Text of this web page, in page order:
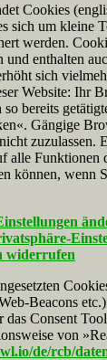
Coo­kies
sich um klei­ne
wer­den.
und ent­hal­ten
sich
Web­site: Ihr
so be­reits
Gän­gi­ge
zu­zu­las­sen.
al­le Funk­tio­nen
kön­nen, wenn
wi­der­ru­fen
Be­a­cons
Con­sent
von
de/rcb/